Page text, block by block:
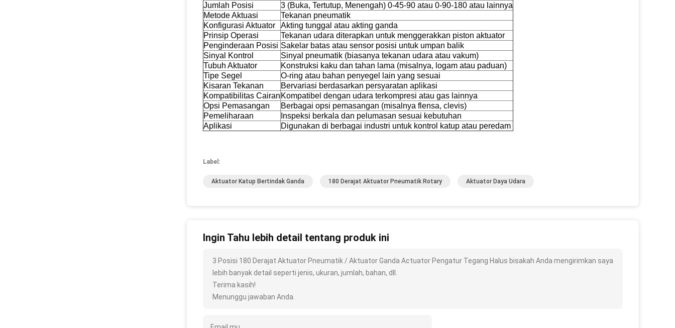
Jumlah Posisi
3 (Buka, Tertutup, Menengah) 0-45-90 atau 0-90-180 atau lainnya
Metode Aktuasi
Tekanan pneumatik
Konfigurasi Aktuator
Akting tunggal atau akting ganda
Prinsip Operasi
Tekanan udara diterapkan untuk menggerakkan piston aktuator
Penginderaan Posisi Sakelar batas atau sensor posisi untuk umpan balik
Sinyal Kontrol
Sinyal pneumatik (biasanya tekanan udara atau vakum)
Tubuh Aktuator
Konstruksi kaku dan tahan lama (misalnya, logam atau paduan)
Tipe Segel
O-ring atau bahan penyegel lain yang sesuai
Kisaran Tekanan
Bervariasi berdasarkan persyaratan aplikasi
Kompatibilitas Cairan Kompatibel dengan udara terkompresi atau gas lainnya
Opsi Pemasangan
Berbagai opsi pemasangan (misalnya flensa, clevis)
Pemeliharaan
Inspeksi berkala dan pelumasan sesuai kebutuhan
Aplikasi
Digunakan di berbagai industri untuk kontrol katup atau peredam
Label:
Aktuator Katup Bertindak Ganda 180 Derajat Aktuator Pneumatik Rotary Aktuator Daya Udara
Ingin Tahu lebih detail tentang produk ini
3 Posisi 180 Derajat Aktuator Pneumatik / Aktuator Ganda Actuator Pengatur Tegang Halus bisakah Anda mengirimkan saya
lebih banyak detail seperti jenis, ukuran, jumlah, bahan, dll.
Terima kasih!
Menunggu jawaban Anda.